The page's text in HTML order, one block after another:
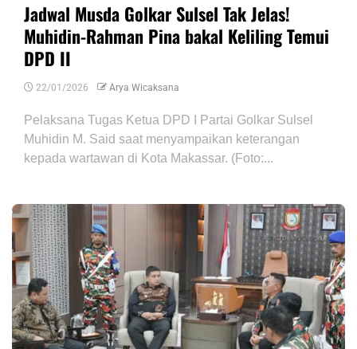
Jadwal Musda Golkar Sulsel Tak Jelas!
Muhidin-Rahman Pina bakal Keliling Temui
DPD II
22/01/2026 Arya Wicaksana
Pelaksana Tugas Ketua DPD I Partai Golkar Sulsel
Muhidin M. Said saat menyampaikan keterangan
kepada wartawan di Kota Makassar. (Foto:...